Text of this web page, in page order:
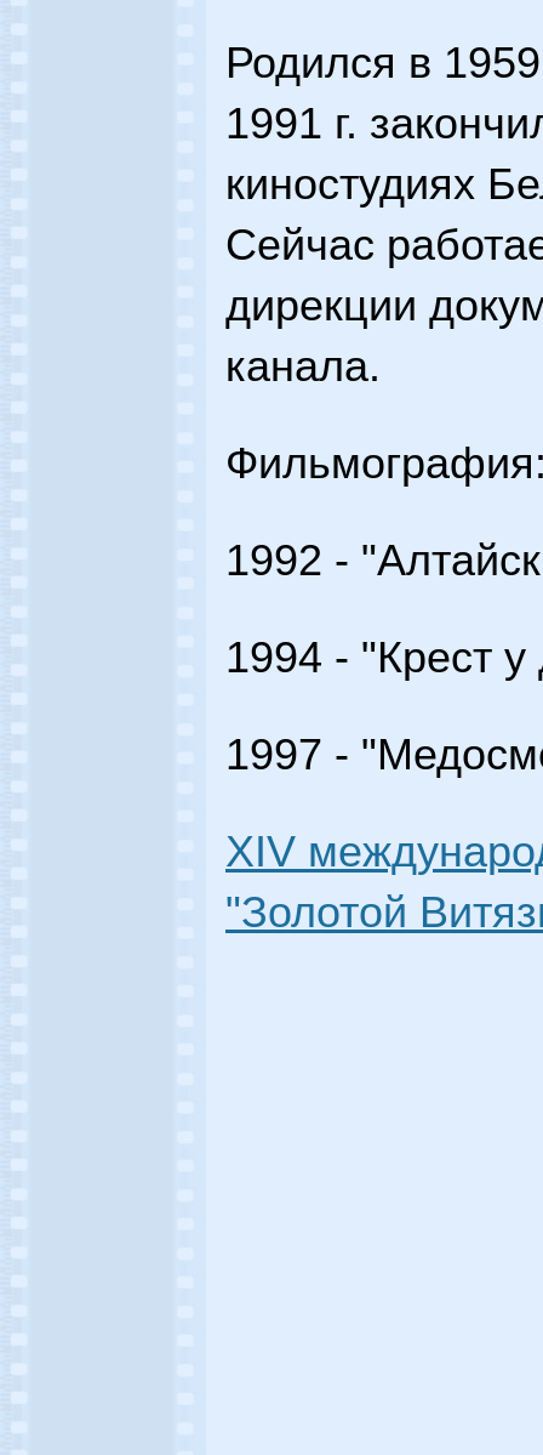
Родился в
1991 г.
киностудиях
Сейчас
дирекции
канала.
1992 -
1994 - "Крест у
1997 -
XIV
"Золотой